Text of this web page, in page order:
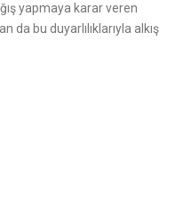
yapmaya karar veren
da bu duyarlılıklarıyla alkış